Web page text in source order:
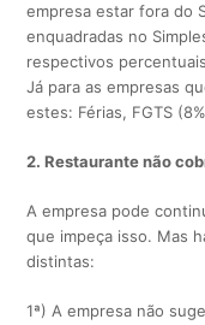
empresa estar fora do
enquadradas no
respectivos
Já para as empresas
estes: Férias, FGTS
2. Restaurante não
A empresa pode
que impeça isso. Mas
distintas:
1ª) A empresa não